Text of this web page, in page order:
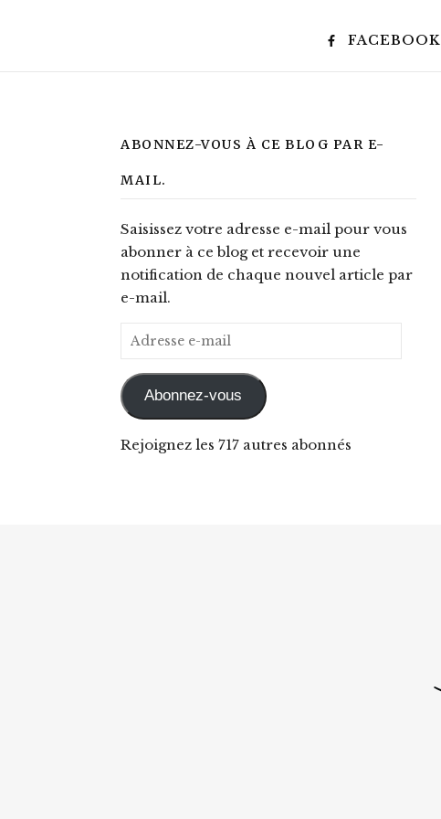
FACEBOOK
ABONNEZ-VOUS À CE BLOG PAR E-
MAIL.
Saisissez votre adresse e-mail pour vous
abonner à ce blog et recevoir une
notification de chaque nouvel article par
e-mail.
Adresse e-mail
Abonnez-vous
Rejoignez les 717 autres abonnés